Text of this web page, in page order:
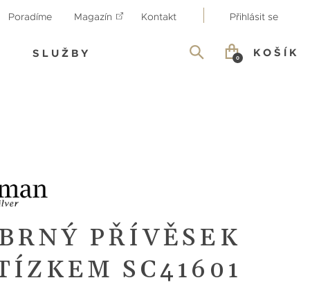
Poradíme Magazín Kontakt Přihlásit se
SLUŽBY KOŠÍK
0
PŘÍVĚSEK
SC41601